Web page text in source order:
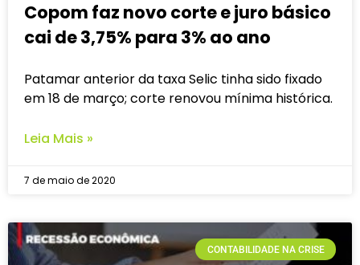
Copom faz novo corte e juro básico
cai de 3,75% para 3% ao ano
Patamar anterior da taxa Selic tinha sido fixado
em 18 de março; corte renovou mínima histórica.
Leia Mais »
7 de maio de 2020
CONTABILIDADE NA CRISE